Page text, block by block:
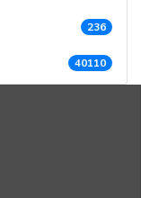
236
40110